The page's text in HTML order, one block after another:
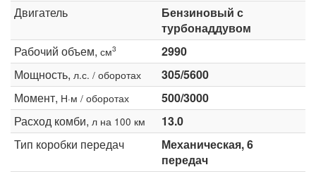
Двигатель
Бензиновый с
турбонаддувом
Рабочий объем, см3
2990
Мощность, л.с. / оборотах
305/5600
Момент, Н·м / оборотах
500/3000
Расход комби, л на 100 км
13.0
Тип коробки передач
Механическая, 6
передач